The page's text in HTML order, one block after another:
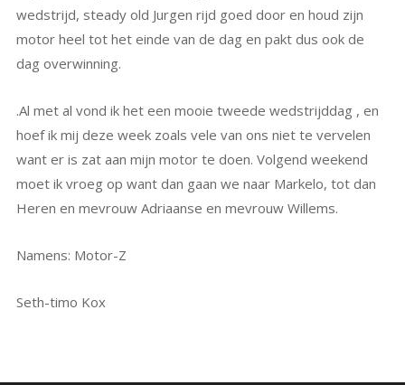
wedstrijd, steady old Jurgen rijd goed door en houd zijn
motor heel tot het einde van de dag en pakt dus ook de
dag overwinning.
.Al met al vond ik het een mooie tweede wedstrijddag , en
hoef ik mij deze week zoals vele van ons niet te vervelen
want er is zat aan mijn motor te doen. Volgend weekend
moet ik vroeg op want dan gaan we naar Markelo, tot dan
Heren en mevrouw Adriaanse en mevrouw Willems.
Namens: Motor-Z
Seth-timo Kox